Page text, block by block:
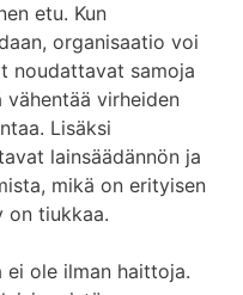
etu. Kun
organisaatio voi
noudattavat samoja
vähentää virheiden
Lisäksi
lainsäädännön ja
mikä on erityisen
on tiukkaa.
ole ilman haittoja.